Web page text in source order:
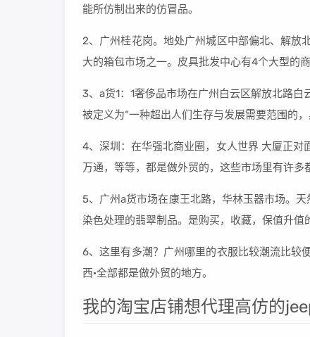
能所仿制出来的仿冒品。
2、广州桂花岗。地处广州城区中部偏北、解放
大的箱包市场之一。皮具批发中心有4个大型的
3、a货1：1奢侈品市场在广州白云区解放北路
被定义为“一种超出人们生存与发展需要范围的
4、深圳：在华强北商业圈，女人世界 大厦正对
万通，等等，都是做外贸的，这些市场里有许多
5、广州a货市场在康王北路，华林玉器市场。
染色处理的翡翠制品。是购买，收藏，保值升值
6、这里有多潮？广州哪里的衣服比较潮流比较
西·全部都是做外贸的地方。
我的淘宝店铺想代理高仿的